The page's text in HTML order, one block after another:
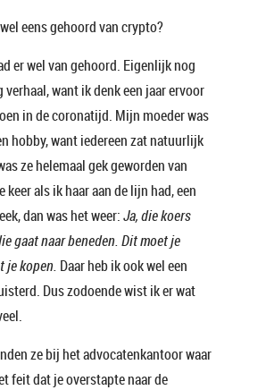
eens gehoord van crypto?
er wel van gehoord. Eigenlijk nog
verhaal, want ik denk een jaar ervoor
in de coronatijd. Mijn moeder was
hobby, want iedereen zat natuurlijk
ze helemaal gek geworden van
keer als ik haar aan de lijn had, een
dan was het weer:Ja, die koers
gaat naar beneden. Dit moet je
je kopen. Daar heb ik ook wel een
Dus zodoende wist ik er wat
ze bij het advocatenkantoor waar
feit dat je overstapte naar de